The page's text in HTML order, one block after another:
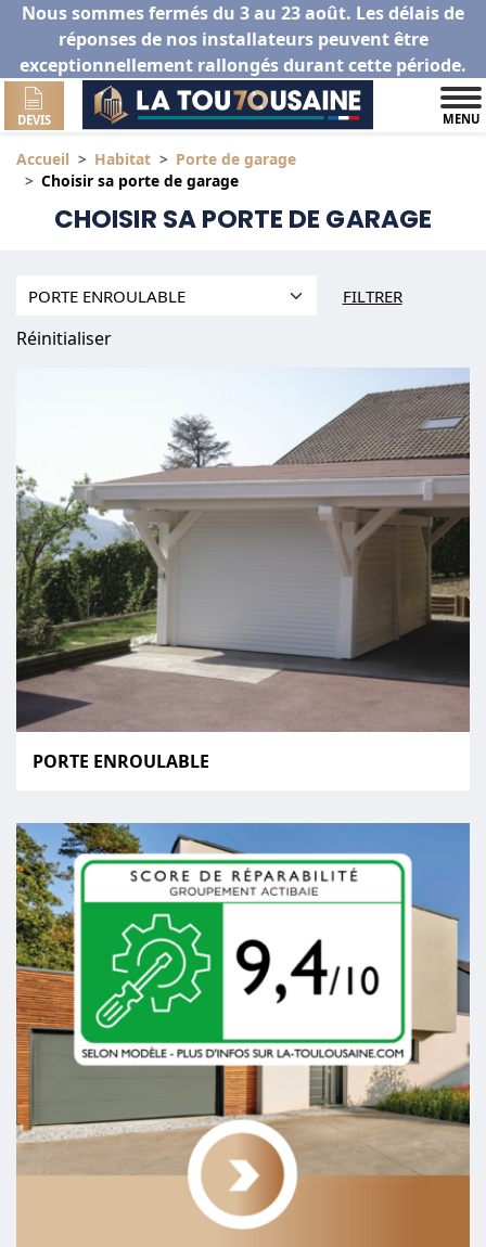
Nous sommes fermés du 3 au 23 août. Les délais de
réponses de nos installateurs peuvent être
exceptionnellement rallongés durant cette période.
DEVIS MENU
Accueil Habitat
Porte de garage
Choisir sa porte de garage
CHOISIR SA PORTE DE GARAGE
FILTRER
Réinitialiser
PORTE ENROULABLE